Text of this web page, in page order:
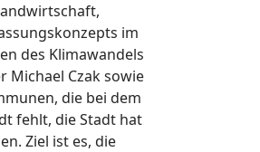
im
des Klimawandels
Michael Czak sowie
die bei dem
fehlt, die Stadt hat
Ziel ist es, die